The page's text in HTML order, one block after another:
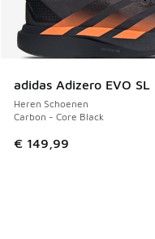
adidas Adizero EVO SL
Heren Schoenen
Carbon - Core Black
€ 149,99